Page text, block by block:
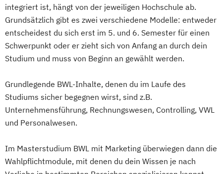
integriert ist, hängt von der jeweiligen Hochschule ab.
Grundsätzlich gibt es zwei verschiedene Modelle: entweder
entscheidest du sich erst im 5. und 6. Semester für einen
Schwerpunkt oder er zieht sich von Anfang an durch dein
Studium und muss von Beginn an gewählt werden.
Grundlegende BWL-Inhalte, denen du im Laufe des
Studiums sicher begegnen wirst, sind z.B.
Unternehmensführung, Rechnungswesen, Controlling, VWL
und Personalwesen.
Im Masterstudium BWL mit Marketing überwiegen dann die
Wahlpflichtmodule, mit denen du dein Wissen je nach